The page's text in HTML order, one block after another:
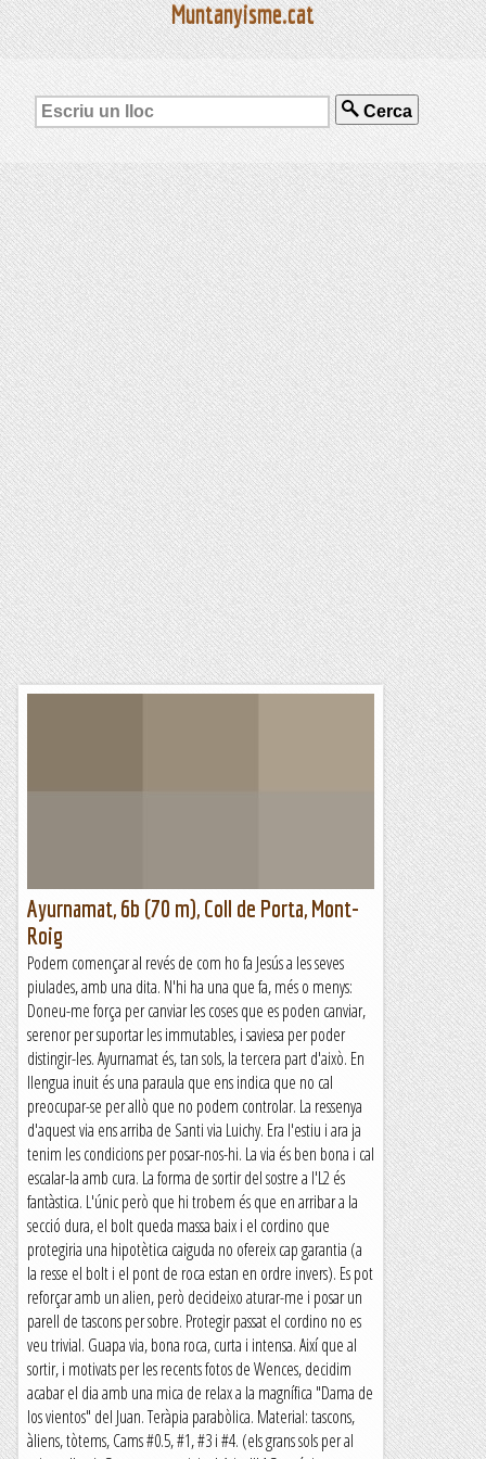
Muntanyisme.cat
Cerca
Ayurnamat, 6b (70 m), Coll de Porta, Mont-
Roig
Podem començar al revés de com ho fa Jesús a les seves
piulades, amb una dita. N'hi ha una que fa, més o menys:
Doneu-me força per canviar les coses que es poden canviar,
serenor per suportar les immutables, i saviesa per poder
distingir-les. Ayurnamat és, tan sols, la tercera part d'això. En
llengua inuit és una paraula que ens indica que no cal
preocupar-se per allò que no podem controlar. La ressenya
d'aquest via ens arriba de Santi via Luichy. Era l'estiu i ara ja
tenim les condicions per posar-nos-hi. La via és ben bona i cal
escalar-la amb cura. La forma de sortir del sostre a l'L2 és
fantàstica. L'únic però que hi trobem és que en arribar a la
secció dura, el bolt queda massa baix i el cordino que
protegiria una hipotètica caiguda no ofereix cap garantia (a
la resse el bolt i el pont de roca estan en ordre invers). Es pot
reforçar amb un alien, però decideixo aturar-me i posar un
parell de tascons per sobre. Protegir passat el cordino no es
veu trivial. Guapa via, bona roca, curta i intensa. Així que al
sortir, i motivats per les recents fotos de Wences, decidim
acabar el dia amb una mica de relax a la magnífica "Dama de
los vientos" del Juan. Teràpia parabòlica. Material: tascons,
àliens, tòtems, Cams #0.5, #1, #3 i #4. (els grans sols per al